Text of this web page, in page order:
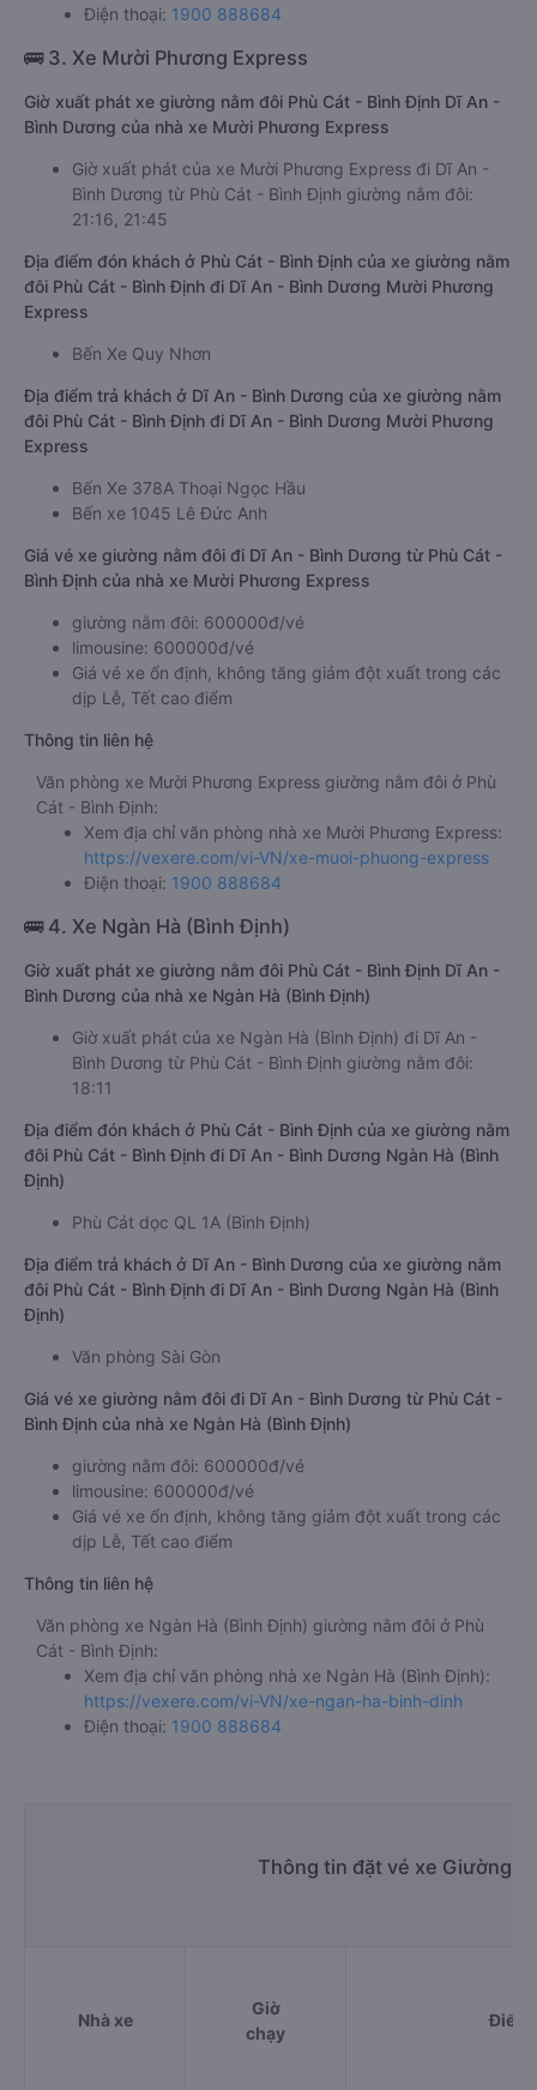
Điện thoại: 1900 888684
🚌 3. Xe Mười Phương Express
Giờ xuất phát xe giường nằm đôi Phù Cát - Bình Định Dĩ An -
Bình Dương của nhà xe Mười Phương Express
Giờ xuất phát của xe Mười Phương Express đi Dĩ An -
Bình Dương từ Phù Cát - Bình Định giường nằm đôi:
21:16, 21:45
Địa điểm đón khách ở Phù Cát - Bình Định của xe giường nằm
đôi Phù Cát - Bình Định đi Dĩ An - Bình Dương Mười Phương
Express
Bến Xe Quy Nhơn
Địa điểm trả khách ở Dĩ An - Bình Dương của xe giường nằm
đôi Phù Cát - Bình Định đi Dĩ An - Bình Dương Mười Phương
Express
Bến Xe 378A Thoại Ngọc Hầu
Bến xe 1045 Lê Đức Anh
Giá vé xe giường nằm đôi đi Dĩ An - Bình Dương từ Phù Cát -
Bình Định của nhà xe Mười Phương Express
giường nằm đôi: 600000đ/vé
limousine: 600000đ/vé
Giá vé xe ổn định, không tăng giảm đột xuất trong các
dịp Lễ, Tết cao điểm
Thông tin liên hệ
Văn phòng xe Mười Phương Express giường nằm đôi ở Phù
Cát - Bình Định:
Xem địa chỉ văn phòng nhà xe Mười Phương Express:
https://vexere.com/vi-VN/xe-muoi-phuong-express
Điện thoại: 1900 888684
🚌 4. Xe Ngàn Hà (Bình Định)
Giờ xuất phát xe giường nằm đôi Phù Cát - Bình Định Dĩ An -
Bình Dương của nhà xe Ngàn Hà (Bình Định)
Giờ xuất phát của xe Ngàn Hà (Bình Định) đi Dĩ An -
Bình Dương từ Phù Cát - Bình Định giường nằm đôi:
18:11
Địa điểm đón khách ở Phù Cát - Bình Định của xe giường nằm
đôi Phù Cát - Bình Định đi Dĩ An - Bình Dương Ngàn Hà (Bình
Định)
Phù Cát dọc QL 1A (Bình Định)
Địa điểm trả khách ở Dĩ An - Bình Dương của xe giường nằm
đôi Phù Cát - Bình Định đi Dĩ An - Bình Dương Ngàn Hà (Bình
Định)
Văn phòng Sài Gòn
Giá vé xe giường nằm đôi đi Dĩ An - Bình Dương từ Phù Cát -
Bình Định của nhà xe Ngàn Hà (Bình Định)
giường nằm đôi: 600000đ/vé
limousine: 600000đ/vé
Giá vé xe ổn định, không tăng giảm đột xuất trong các
dịp Lễ, Tết cao điểm
Thông tin liên hệ
Văn phòng xe Ngàn Hà (Bình Định) giường nằm đôi ở Phù
Cát - Bình Định:
Xem địa chỉ văn phòng nhà xe Ngàn Hà (Bình Định):
https://vexere.com/vi-VN/xe-ngan-ha-binh-dinh
Điện thoại: 1900 888684
Thông tin đặt vé xe Giường
Nhà xe
Giờ
chạy
Điểm